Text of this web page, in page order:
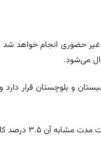
غیر حضوری انجام خواهد